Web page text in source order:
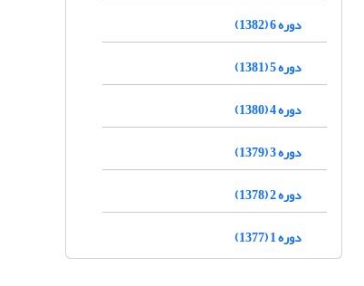
دوره 6 (1382)
دوره 5 (1381)
دوره 4 (1380)
دوره 3 (1379)
دوره 2 (1378)
دوره 1 (1377)